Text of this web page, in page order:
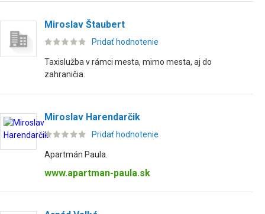
Miroslav Štaubert
Pridať hodnotenie
Taxislužba v rámci mesta, mimo mesta, aj do
zahraničia.
Miroslav Harendarčik
Pridať hodnotenie
Apartmán Paula.
www.apartman-paula.sk